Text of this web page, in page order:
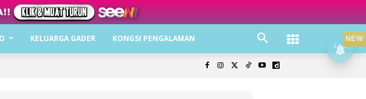
KELUARGA GADER KONGSI PENGALAMAN NEW